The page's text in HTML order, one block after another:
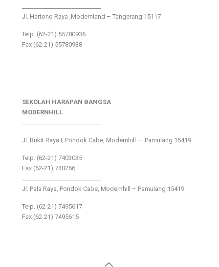
Jl. Hartono Raya ,Modernland – Tangerang 15117
Telp. (62-21) 55780936
Fax (62-21) 55780938
SEKOLAH HARAPAN BANGSA
MODERNHILL
Jl. Bukit Raya I, Pondok Cabe, Modernhill – Pamulang 15419
Telp. (62-21) 7403035
Fax (62-21) 740266
Jl. Pala Raya, Pondok Cabe, Modernhill – Pamulang 15419
Telp. (62-21) 7495617
Fax (62-21) 7495615